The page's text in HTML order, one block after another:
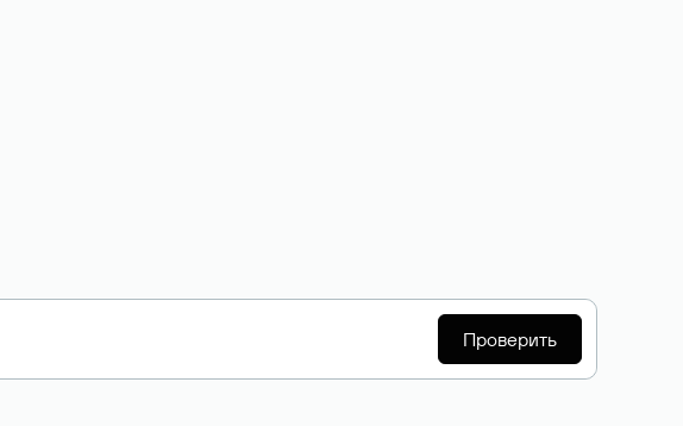
Проверить